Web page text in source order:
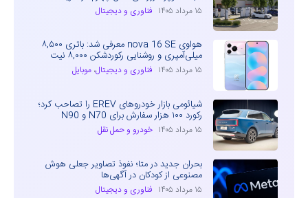
۱۵ مرداد ۱۴۰۵ فناوری و دیجیتال
هواوی nova 16 SE معرفی شد: باتری ۸,۵۰۰
میلی‌آمپری و روشنایی رکوردشکن ۸,۰۰۰ نیت
۱۵ مرداد ۱۴۰۵ فناوری و دیجیتال، موبایل
شیائومی بازار خودروهای EREV را تصاحب کرد؛
رکورد ۱۰۰ هزار سفارش برای N70 و N90
۱۵ مرداد ۱۴۰۵ خودرو و حمل نقل
بحران جدید در متا؛ نفوذ تصاویر جعلی هوش
مصنوعی از کودکان در آگهی‌ها
۱۵ مرداد ۱۴۰۵ فناوری و دیجیتال